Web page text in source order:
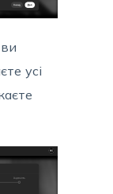
усі